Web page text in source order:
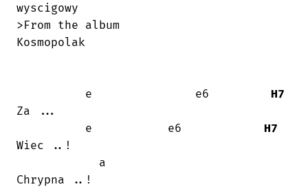
wyscigowy
>From the album
Kosmopolak
          e               e6
H7
Za ...
          e           e6
H7
Wiec ..!
Chrypna ..!